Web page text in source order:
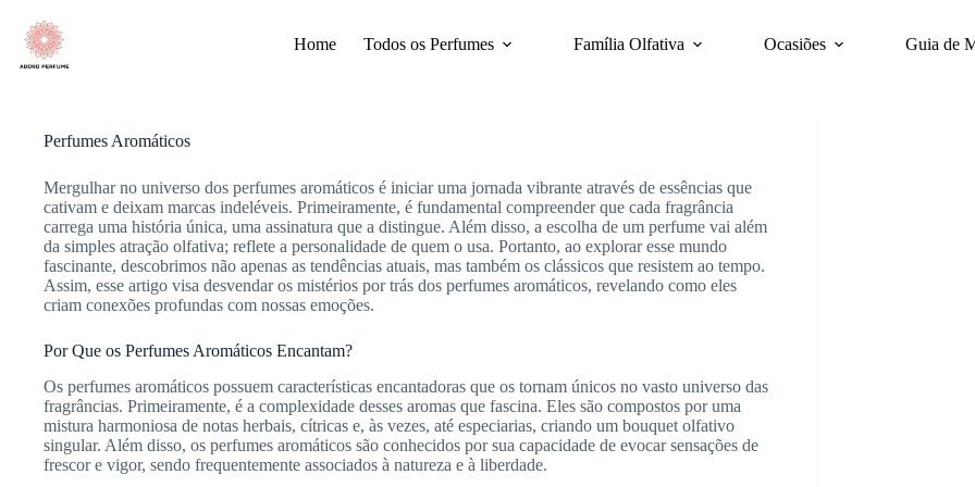
para
conteúdo
Home Todos os Perfumes Família Olfativa Ocasiões Guia de
Perfumes Aromáticos
Mergulhar no universo dos perfumes aromáticos é iniciar uma jornada vibrante através de essências que
cativam e deixam marcas indeléveis. Primeiramente, é fundamental compreender que cada fragrância
carrega uma história única, uma assinatura que a distingue. Além disso, a escolha de um perfume vai além
da simples atração olfativa; reflete a personalidade de quem o usa. Portanto, ao explorar esse mundo
fascinante, descobrimos não apenas as tendências atuais, mas também os clássicos que resistem ao tempo.
Assim, esse artigo visa desvendar os mistérios por trás dos perfumes aromáticos, revelando como eles
criam conexões profundas com nossas emoções.
Por Que os Perfumes Aromáticos Encantam?
Os perfumes aromáticos possuem características encantadoras que os tornam únicos no vasto universo das
fragrâncias. Primeiramente, é a complexidade desses aromas que fascina. Eles são compostos por uma
mistura harmoniosa de notas herbais, cítricas e, às vezes, até especiarias, criando um bouquet olfativo
singular. Além disso, os perfumes aromáticos são conhecidos por sua capacidade de evocar sensações de
frescor e vigor, sendo frequentemente associados à natureza e à liberdade.